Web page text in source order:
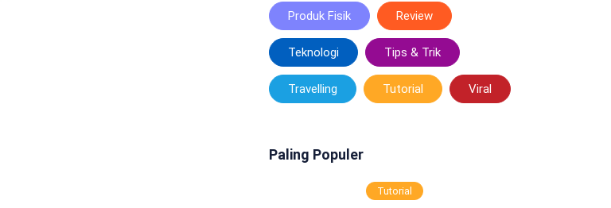
Produk Fisik Review
Teknologi Tips & Trik
Travelling Tutorial Viral
Paling Populer
Tutorial